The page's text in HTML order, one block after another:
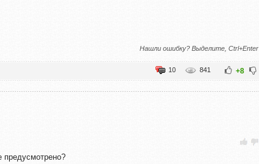
Нашли ошибку? Выделите, Ctrl+Enter
+8
841
10
предусмотрено?